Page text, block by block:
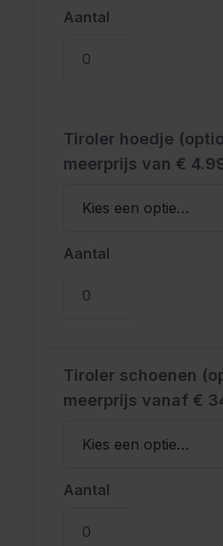
Aantal
Tiroler hoedje
meerprijs van €
Aantal
Tiroler schoenen
meerprijs vanaf €
Aantal